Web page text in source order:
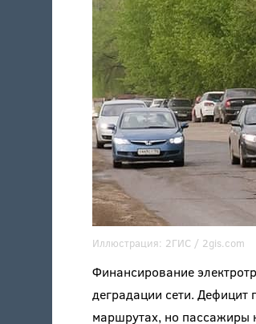
Иллюстрация: 2ГИС / 2gis.com
Финансирование
деградации сети. Дефицит
маршрутах, но пассажиры